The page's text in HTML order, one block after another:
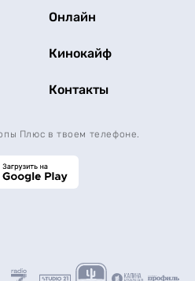
Онлайн
Кинокайф
Контакты
Плюс в твоем телефоне.